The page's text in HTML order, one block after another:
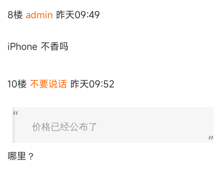
8楼 аdmin 昨天09:49
iPhone 不香吗
10楼 不要说话 昨天09:52
价格已经公布了
哪里？